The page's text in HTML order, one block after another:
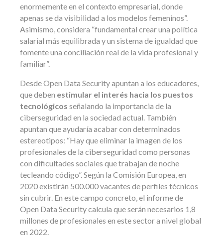
enormemente en el contexto empresarial, donde
apenas se da visibilidad a los modelos femeninos”.
Asimismo, considera “fundamental crear una política
salarial más equilibrada y un sistema de igualdad que
fomente una conciliación real de la vida profesional y
familiar”.
Desde Open Data Security apuntan a los educadores,
que deben estimular el interés hacia los puestos
tecnológicos señalando la importancia de la
ciberseguridad en la sociedad actual. También
apuntan que ayudaría acabar con determinados
estereotipos: “Hay que eliminar la imagen de los
profesionales de la ciberseguridad como personas
con dificultades sociales que trabajan de noche
tecleando código”. Según la Comisión Europea, en
2020 existirán 500.000 vacantes de perfiles técnicos
sin cubrir. En este campo concreto, el informe de
Open Data Security calcula que serán necesarios 1,8
millones de profesionales en este sector a nivel global
en 2022.